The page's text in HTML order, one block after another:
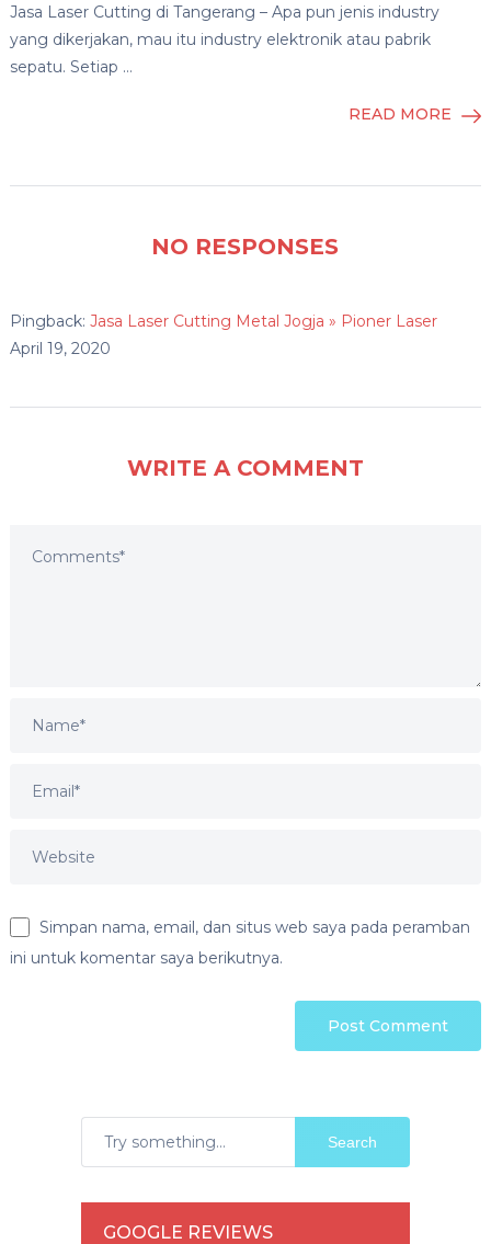
Jasa Laser Cutting di Tangerang – Apa pun jenis industry
yang dikerjakan, mau itu industry elektronik atau pabrik
sepatu. Setiap …
READ MORE
NO RESPONSES
Pingback: Jasa Laser Cutting Metal Jogja » Pioner Laser
April 19, 2020
WRITE A COMMENT
Simpan nama, email, dan situs web saya pada peramban
ini untuk komentar saya berikutnya.
Search
GOOGLE REVIEWS